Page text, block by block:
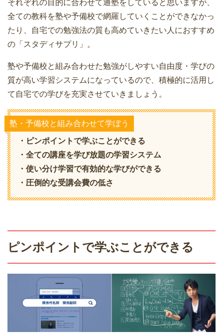
それぞれの目的に合わせて通塾をしていると思いますが、
全ての教科を塾や予備校で網羅していくことができなかっ
たり、自宅での勉強法の質も高めていきたい人におすすめ
の「スタディサプリ」。
塾や予備校と組み合わせた勉強がしやすい自由度・学びの
質が高い学習システムになっているので、積極的に活用し
て自宅での学びを充実させていきましょう。
塾・予備校と組み合わせて学ぼう
・ピンポイントで学ぶことができる
・全ての講座を学び放題の学習システム
・使い分け学習で有効的な学びができる
・圧倒的な受講会費の低さ
ピンポイントで学ぶことができる